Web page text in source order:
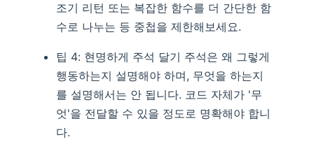
조기 리턴 또는 복잡한 함수를 더 간단한 함
수로 나누는 등 중첩을 제한해보세요.
팁 4: 현명하게 주석 달기 주석은 왜 그렇게
행동하는지 설명해야 하며, 무엇을 하는지
를 설명해서는 안 됩니다. 코드 자체가 '무
엇'을 전달할 수 있을 정도로 명확해야 합니
다.